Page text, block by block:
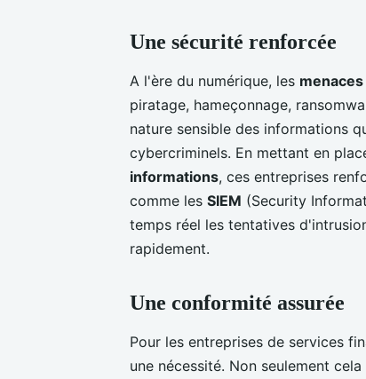
Une sécurité renforcée
A l'ère du numérique, les
piratage, hameçonnage,
nature sensible des informations
cybercriminels. En mettant en
informations, ces entreprises
comme les SIEM (Security
temps réel les tentatives
rapidement.
Une conformité assurée
Pour les entreprises de services
une nécessité. Non seulement